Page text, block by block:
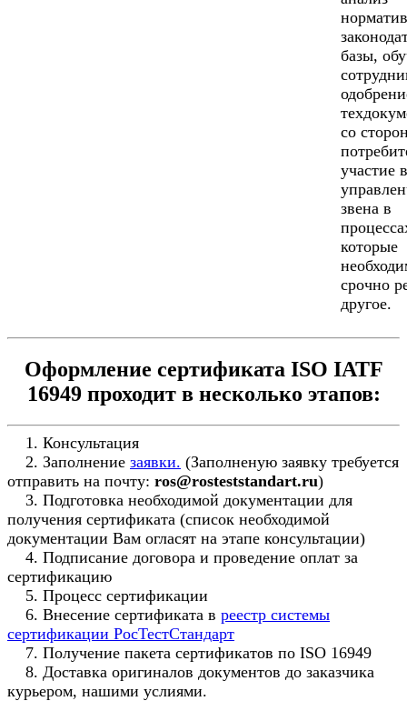
базы,
со
участие
звена в
которые
срочно
другое.
Оформление сертификата ISO IATF
16949 проходит в несколько этапов:
1. Консультация
2. Заполнение заявки. (Заполненую заявку требуется
отправить на почту: ros@rosteststandart.ru)
3. Подготовка необходимой документации для
получения сертификата (список необходимой
документации Вам огласят на этапе консультации)
4. Подписание договора и проведение оплат за
сертификацию
5. Процесс сертификации
6. Внесение сертификата в реестр системы
сертификации РосТестСтандарт
7. Получение пакета сертификатов по ISO 16949
8. Доставка оригиналов документов до заказчика
курьером, нашими услиями.